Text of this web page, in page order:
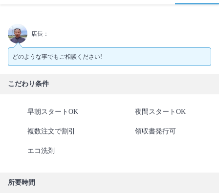
店長：
どのような事でもご相談ください!
こだわり条件
早朝スタートOK 夜間スタートOK
複数注文で割引 領収書発行可
エコ洗剤
所要時間